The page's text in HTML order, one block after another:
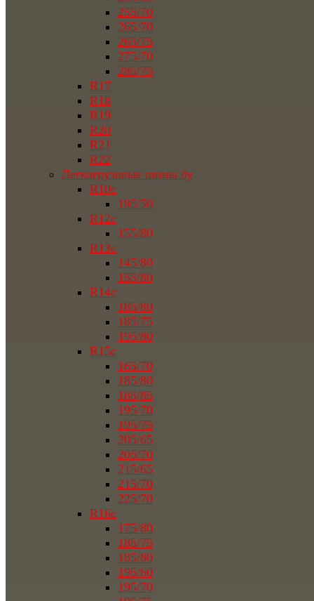
255/70
265/70
265/75
275/70
285/75
R17
R18
R19
R20
R21
R22
Легкогрузовые шины бу
R10c
195/50
R12c
155/80
R13c
145/80
155/80
R14c
185/80
185/75
195/80
R15c
165/70
185/80
185/85
195/70
195/75
205/65
205/70
215/65
215/70
225/70
R16c
175/80
185/75
185/80
195/60
195/70